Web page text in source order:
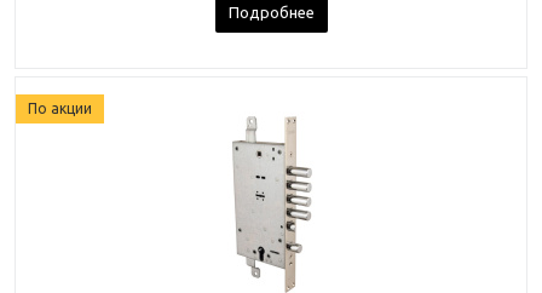
Подробнее
По акции